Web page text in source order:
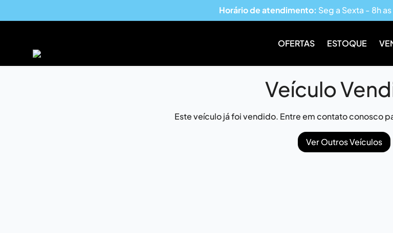
Horário de atendimento: Seg a Sexta - 8h as
OFERTAS ESTOQUE
Veículo
Este veículo já foi vendido. Entre em contato conosco
Ver Outros Veículos